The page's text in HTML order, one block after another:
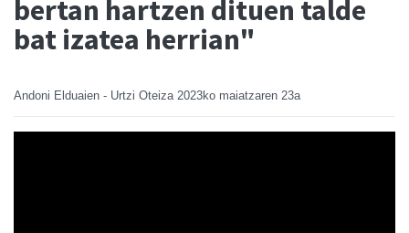
bertan hartzen dituen talde
bat izatea herrian"
Andoni Elduaien - Urtzi Oteiza 2023ko maiatzaren 23a